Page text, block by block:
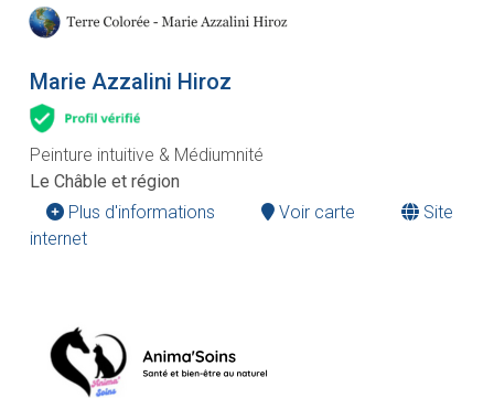
Marie Azzalini Hiroz
Peinture intuitive & Médiumnité
Le Châble et région
Plus d'informations
Voir carte
Site
internet